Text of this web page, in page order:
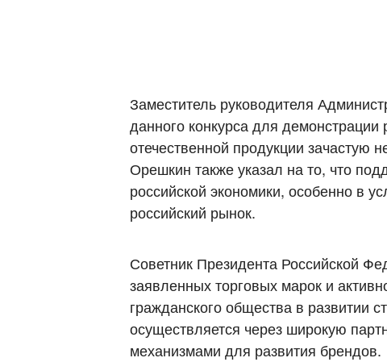
Заместитель руководителя
данного конкурса для демонстрации
отечественной продукции зачастую
Орешкин также указал на то, что
российской экономики, особенно в
российский рынок.
Советник Президента Российской
заявленных торговых марок и
гражданского общества в развитии
осуществляется через широкую
механизмами для развития брендов.